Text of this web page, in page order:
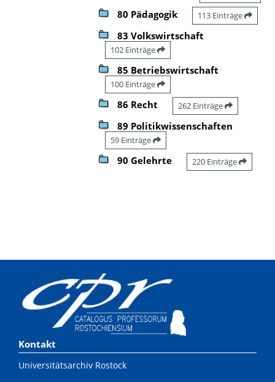
80 Pädagogik 113 Einträge
83 Volkswirtschaft
102 Einträge
85 Betriebswirtschaft
100 Einträge
86 Recht 262 Einträge
89 Politikwissenschaften
59 Einträge
90 Gelehrte 220 Einträge
Kontakt
Universitätsarchiv Rostock